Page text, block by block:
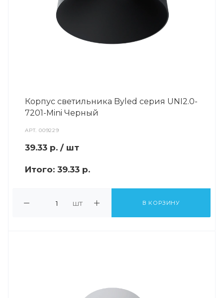
Корпус светильника Byled серия UNI2.0-
7201-Mini Черный
АРТ.009229
39.33 р. / шт
Итого: 39.33 р.
шт В КОРЗИНУ